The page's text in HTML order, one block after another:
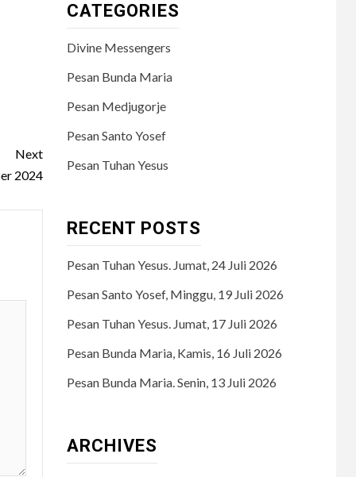
Next
2024
CATEGORIES
Divine Messengers
Pesan Bunda Maria
Pesan Medjugorje
Pesan Santo Yosef
Pesan Tuhan Yesus
RECENT POSTS
Pesan Tuhan Yesus. Jumat, 24 Juli 2026
Pesan Santo Yosef, Minggu, 19 Juli 2026
Pesan Tuhan Yesus. Jumat, 17 Juli 2026
Pesan Bunda Maria, Kamis, 16 Juli 2026
Pesan Bunda Maria. Senin, 13 Juli 2026
ARCHIVES